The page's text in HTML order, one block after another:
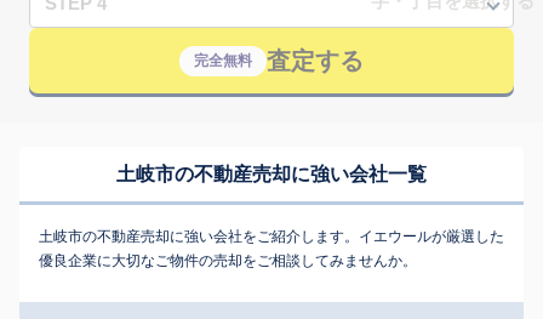
完全無料 査定する
土岐市の不動産売却に強い会社一覧
土岐市の不動産売却に強い会社をご紹介します。イエウールが厳選した
優良企業に大切なご物件の売却をご相談してみませんか。